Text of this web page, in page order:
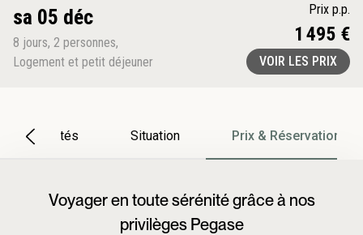
sa 05 déc
8 jours, 2 personnes,
Logement et petit déjeuner
Prix p.p.
1 495 €
VOIR LES PRIX
Particularités Situation Prix & Réservation
Voyager en toute sérénité grâce à nos
privilèges Pegase